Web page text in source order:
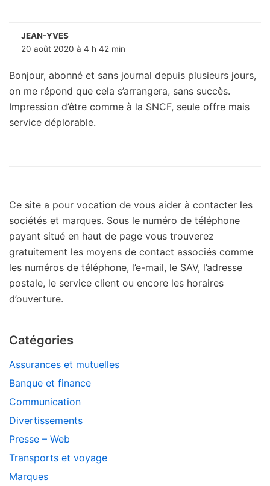
JEAN-YVES
20 août 2020 à 4 h 42 min
Bonjour, abonné et sans journal depuis plusieurs jours,
on me répond que cela s’arrangera, sans succès.
Impression d’être comme à la SNCF, seule offre mais
service déplorable.
Ce site a pour vocation de vous aider à contacter les
sociétés et marques. Sous le numéro de téléphone
payant situé en haut de page vous trouverez
gratuitement les moyens de contact associés comme
les numéros de téléphone, l’e-mail, le SAV, l’adresse
postale, le service client ou encore les horaires
d’ouverture.
Catégories
Assurances et mutuelles
Banque et finance
Communication
Divertissements
Presse – Web
Transports et voyage
Marques